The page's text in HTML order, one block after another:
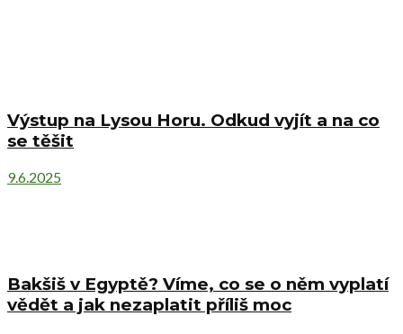
Výstup na Lysou Horu. Odkud vyjít a na co
se těšit
9.6.2025
Bakšiš v Egyptě? Víme, co se o něm vyplatí
vědět a jak nezaplatit příliš moc